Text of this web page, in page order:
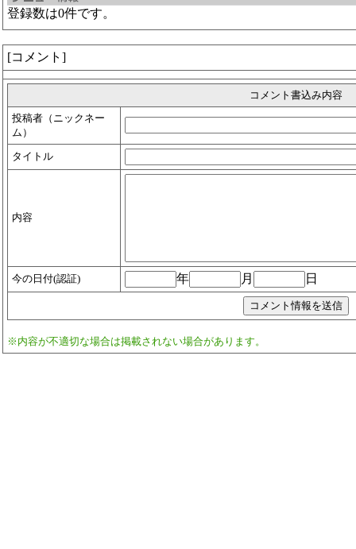
登録数は0件です。
[コメント]
コメント書込み内容
投稿者（ニックネー
ム）
タイトル
内容
今の日付(認証) 年 月 日
※内容が不適切な場合は掲載されない場合があります。